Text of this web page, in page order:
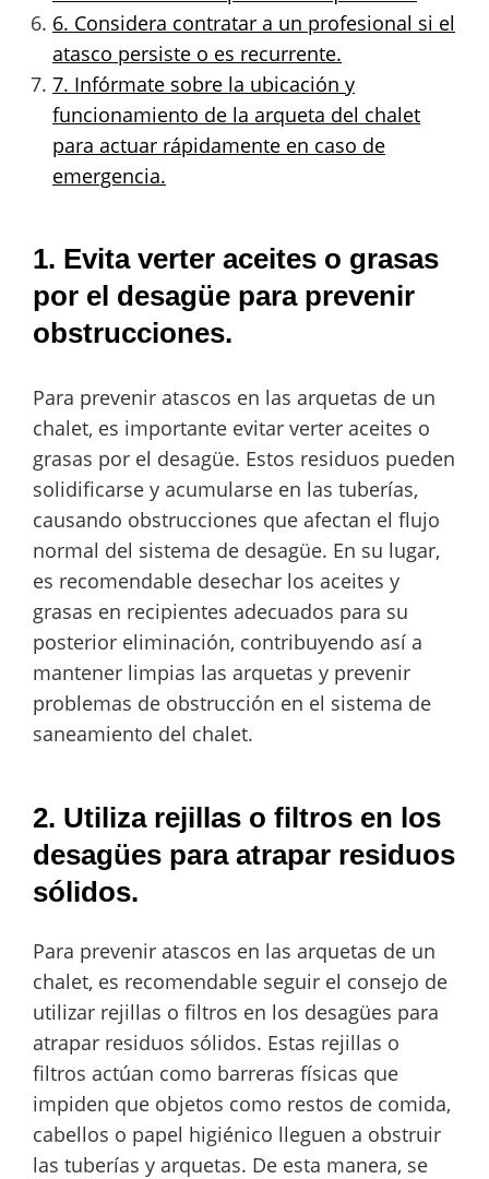
6. Considera contratar a un profesional si el
atasco persiste o es recurrente.
7. Infórmate sobre la ubicación y
funcionamiento de la arqueta del chalet
para actuar rápidamente en caso de
emergencia.
1. Evita verter aceites o grasas
por el desagüe para prevenir
obstrucciones.
Para prevenir atascos en las arquetas de un
chalet, es importante evitar verter aceites o
grasas por el desagüe. Estos residuos pueden
solidificarse y acumularse en las tuberías,
causando obstrucciones que afectan el flujo
normal del sistema de desagüe. En su lugar,
es recomendable desechar los aceites y
grasas en recipientes adecuados para su
posterior eliminación, contribuyendo así a
mantener limpias las arquetas y prevenir
problemas de obstrucción en el sistema de
saneamiento del chalet.
2. Utiliza rejillas o filtros en los
desagües para atrapar residuos
sólidos.
Para prevenir atascos en las arquetas de un
chalet, es recomendable seguir el consejo de
utilizar rejillas o filtros en los desagües para
atrapar residuos sólidos. Estas rejillas o
filtros actúan como barreras físicas que
impiden que objetos como restos de comida,
cabellos o papel higiénico lleguen a obstruir
las tuberías y arquetas. De esta manera, se